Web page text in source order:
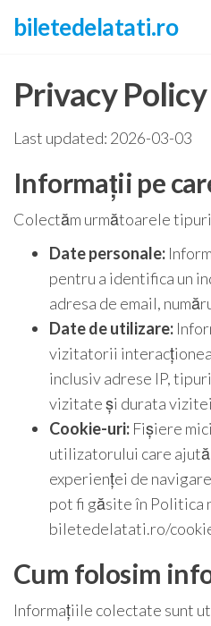
content
biletedelatati.ro
Privacy Policy
Last updated: 2026-03-03
Informații pe
Colectăm următoarele
Date personale:
pentru a identifica un
adresa de email,
Date de utilizare:
vizitatorii
inclusiv adrese IP,
vizitate și durata
Cookie-uri: Fișiere
utilizatorului care
experienței de
pot fi găsite în Politica
biletedelatati.ro/
Cum folosim
Informațiile colectate sunt